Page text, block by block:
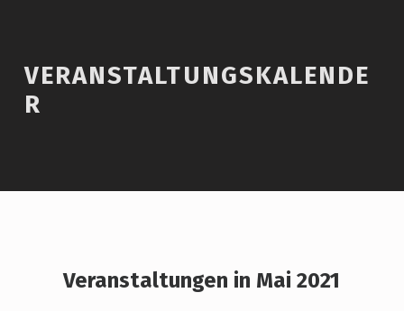
VERANSTALTUNGSKALENDE
R
Veranstaltungen in Mai 2021